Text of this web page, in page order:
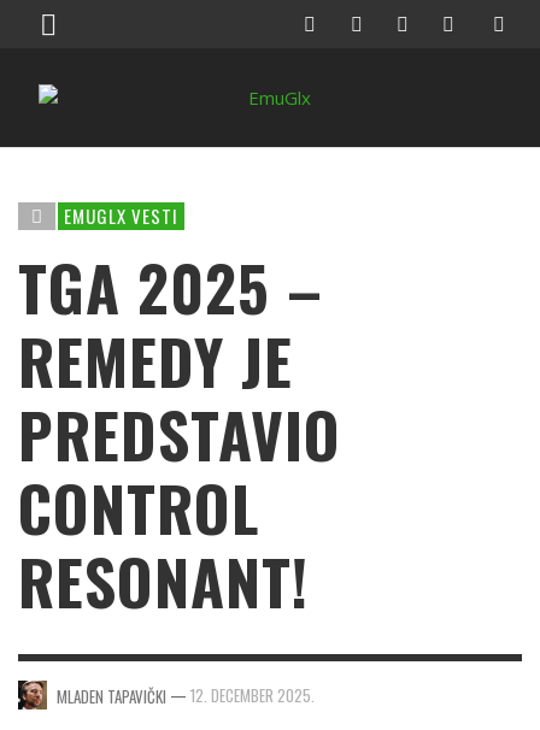
EMUGLX VESTI
TGA 2025 –
REMEDY JE
PREDSTAVIO
CONTROL
RESONANT!
MLADEN TAPAVIČKI — 12. DECEMBER 2025.